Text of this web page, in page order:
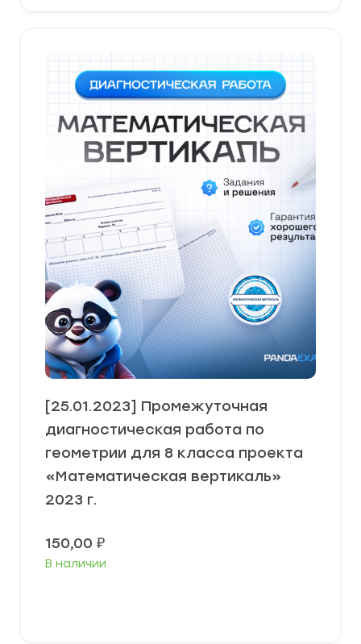
[25.01.2023] Промежуточная
диагностическая работа по
геометрии для 8 класса проекта
«Математическая вертикаль»
2023 г.
150,00 ₽
В наличии